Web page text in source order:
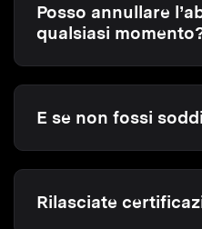
Posso annullare
qualsiasi
E se non fossi
Rilasciate